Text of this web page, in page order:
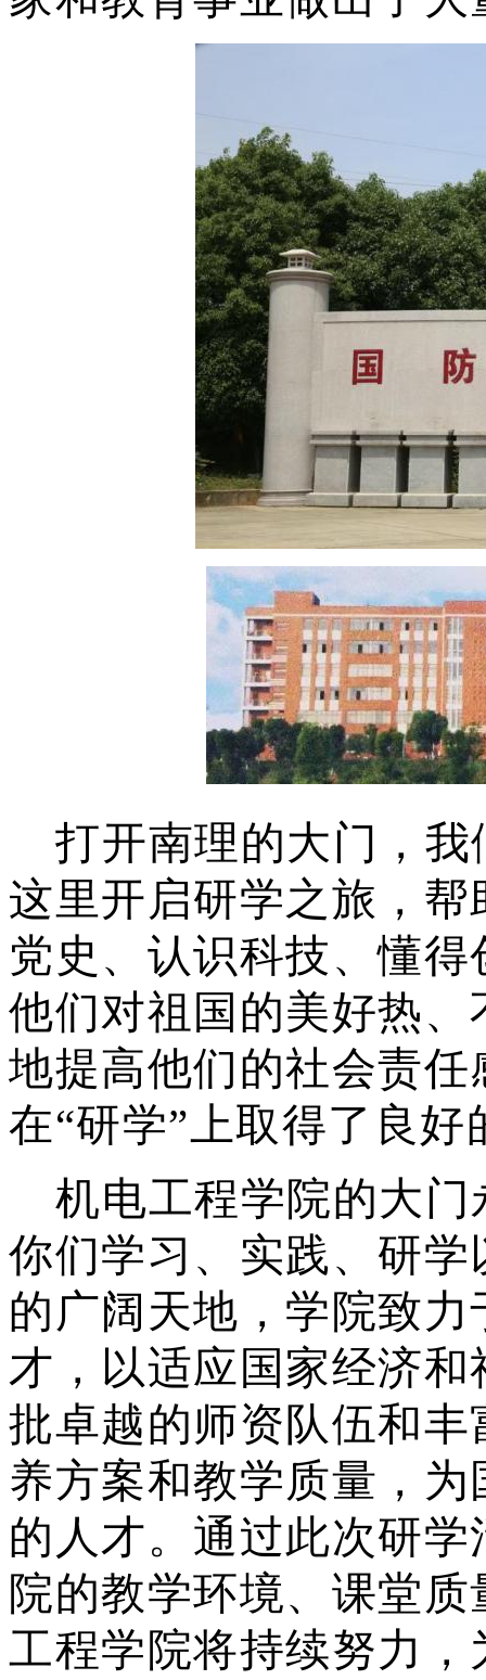
打开南理的大门，
这里开启研学之旅，
党史、认识科技、懂
他们对祖国的美好热
地提高他们的社会责
在“研学”上取得了良
机电工程学院的大
你们学习、实践、研
的广阔天地，学院致
才，以适应国家经济
批卓越的师资队伍和
养方案和教学质量，
的人才。通过此次研
院的教学环境、课堂
工程学院将持续努力